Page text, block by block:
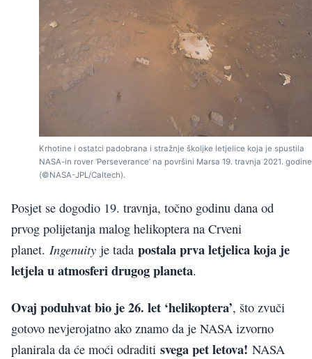
Krhotine i ostatci padobrana i stražnje školjke letjelice koja je spustila
NASA-in rover ‘Perseverance’ na površini Marsa 19. travnja 2021. godine
(©NASA-JPL/Caltech).
Posjet se dogodio 19. travnja, točno godinu dana od
prvog polijetanja malog helikoptera na Crveni
planet. Ingenuity je tada postala prva letjelica koja je
letjela u atmosferi drugog planeta.
Ovaj poduhvat bio je 26. let ‘helikoptera’, što zvuči
gotovo nevjerojatno ako znamo da je NASA izvorno
planirala da će moći odraditi svega pet letova! NASA